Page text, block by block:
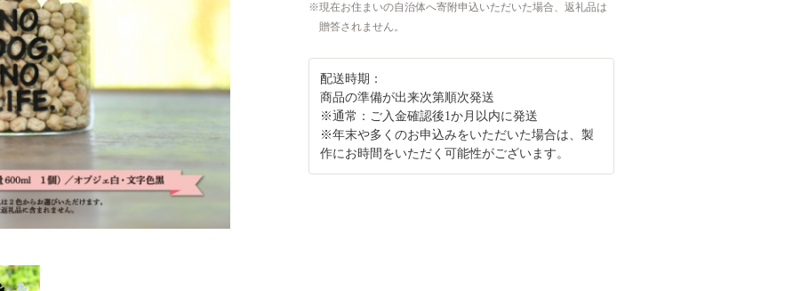
現在お住まいの自治体へ寄附申込いただいた場合、返礼品は
贈答されません。
配送時期：
商品の準備が出来次第順次発送
※通常：ご入金確認後1か月以内に発送
※年末や多くのお申込みをいただいた場合は、製
作にお時間をいただく可能性がございます。